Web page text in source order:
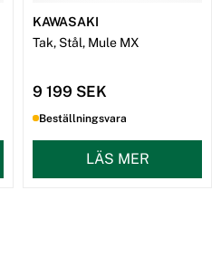
KAWASAKI
Tak, Stål, Mule MX
9 199 SEK
Beställningsvara
LÄS MER